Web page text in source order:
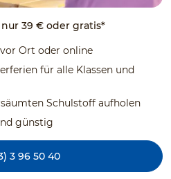
39 € oder gratis*
Ort oder online
für alle Klassen und
Schulstoff aufholen
günstig
3 96 50 40